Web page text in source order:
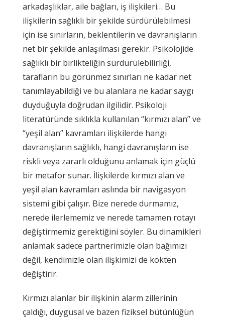
arkadaşlıklar, aile bağları, iş ilişkileri… Bu
ilişkilerin sağlıklı bir şekilde sürdürülebilmesi
için ise sınırların, beklentilerin ve davranışların
net bir şekilde anlaşılması gerekir. Psikolojide
sağlıklı bir birlikteliğin sürdürülebilirliği,
tarafların bu görünmez sınırları ne kadar net
tanımlayabildiği ve bu alanlara ne kadar saygı
duyduğuyla doğrudan ilgilidir. Psikoloji
literatüründe sıklıkla kullanılan “kırmızı alan” ve
“yeşil alan” kavramları ilişkilerde hangi
davranışların sağlıklı, hangi davranışların ise
riskli veya zararlı olduğunu anlamak için güçlü
bir metafor sunar. İlişkilerde kırmızı alan ve
yeşil alan kavramları aslında bir navigasyon
sistemi gibi çalışır. Bize nerede durmamız,
nerede ilerlememiz ve nerede tamamen rotayı
değiştirmemiz gerektiğini söyler. Bu dinamikleri
anlamak sadece partnerimizle olan bağımızı
değil, kendimizle olan ilişkimizi de kökten
değiştirir.
Kırmızı alanlar bir ilişkinin alarm zillerinin
çaldığı, duygusal ve bazen fiziksel bütünlüğün